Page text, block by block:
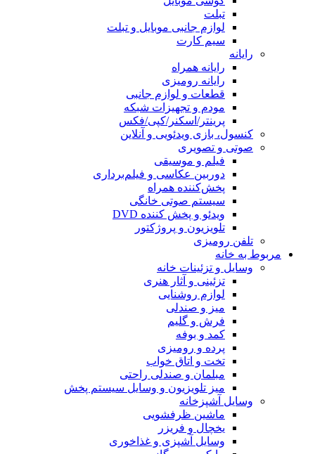
تبلت
لوازم جانبی موبایل و تبلت
سیم کارت
رایانه
رایانه همراه
رایانه رومیزی
قطعات و لوازم جانبی
مودم و تجهیزات شبکه
پرینتر/اسکنر/کپی/فکس
کنسول، بازی‌ ویدئویی و آنلاین
صوتی و تصویری
فیلم و موسیقی
دوربین عکاسی و فیلم‌برداری
پخش‌کننده همراه
سیستم صوتی خانگی
ویدئو و پخش کننده DVD
تلویزیون و پروژکتور
تلفن رومیزی
مربوط به خانه
وسایل و تزئینات خانه
تزئینی و آثار هنری
لوازم روشنایی
میز و صندلی
فرش و گلیم
کمد و بوفه
پرده و رومیزی
تخت و اتاق خواب
مبلمان و صندلی راحتی
میز تلویزیون و وسایل سیستم پخش
وسایل آشپزخانه
ماشین ظرفشویی
یخچال و فریزر
وسایل آشپزی و غذاخوری